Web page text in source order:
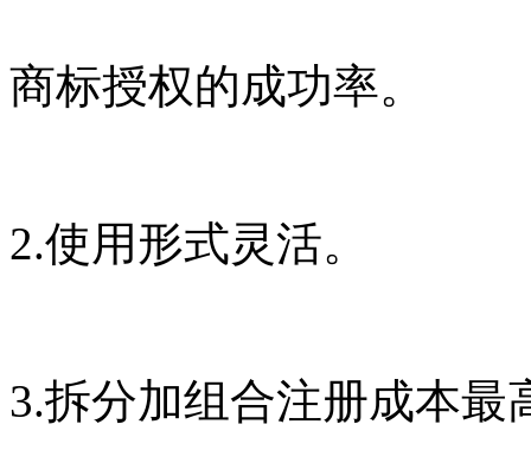
商标授权的成功率。
2.使用形式灵活。
3.拆分加组合注册成本最